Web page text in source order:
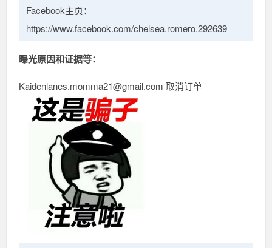
Facebook主页：
https://www.facebook.com/chelsea.romero.292639
曝光原因和证据等：
Kaidenlanes.momma21@gmail.com 取消订单